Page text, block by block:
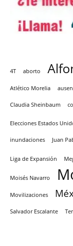
4T aborto
Atlético Morelia
Claudia Sheinbaum
Elecciones Estados
inundaciones Juan
Liga de Expansión
Moisés Navarro
Movilizaciones
Salvador Escalante